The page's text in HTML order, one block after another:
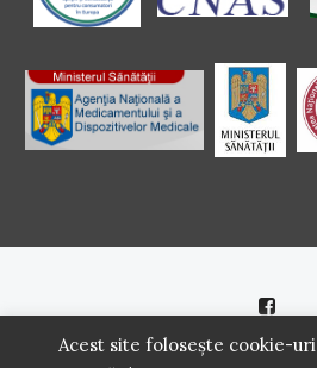
Politică de cookie |Politică
Acest site folosește cookie-